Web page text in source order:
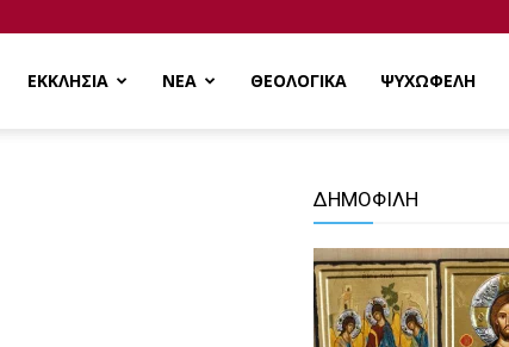
ΕΚΚΛΗΣΙΑ ΝΕΑ ΘΕΟΛΟΓΙΚΑ ΨΥΧΩΦΕΛΗ
ΔΗΜΟΦΙΛΗ